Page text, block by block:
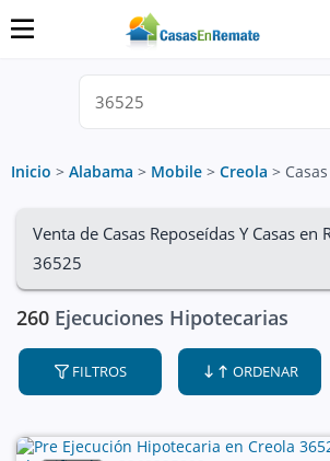
Inicio > Alabama > Mobile > Creola >
Venta de Casas Reposeídas Y Casas en
36525
260 Ejecuciones Hipotecarias
FILTROS ORDENAR